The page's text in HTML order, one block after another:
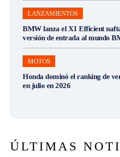
LANZAMIENTOS
BMW lanza el X1 Efficient
versión de entrada al mundo
MOTOS
Honda dominó el ranking de
en julio en 2026
ÚLTIMAS